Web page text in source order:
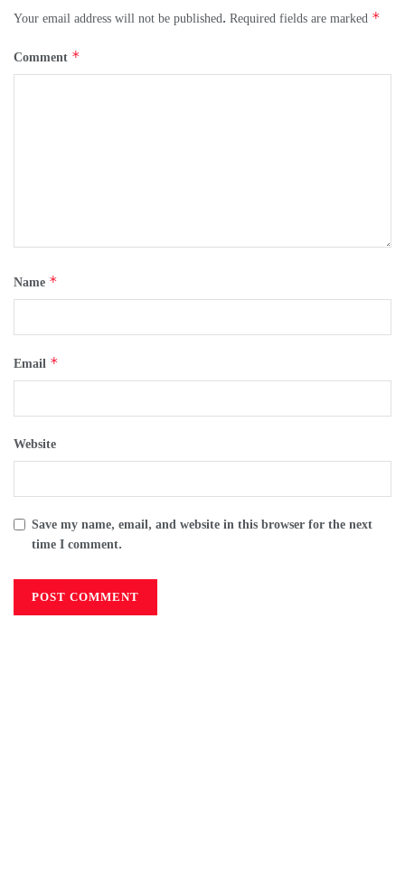
Your email address will not be published. Required fields are marked *
Comment *
Name *
Email *
Website
Save my name, email, and website in this browser for the next
time I comment.